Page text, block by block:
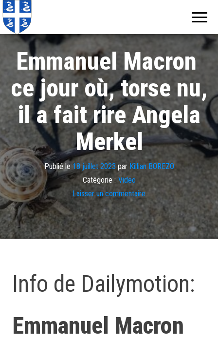
Emmanuel Macron
ce jour où, torse nu,
il a fait rire Angela
Merkel
Publié le 18 juillet 2023par Killian BOREZO
Catégorie : Video
Laisser un commentaire
Info de Dailymotion:
Emmanuel Macron